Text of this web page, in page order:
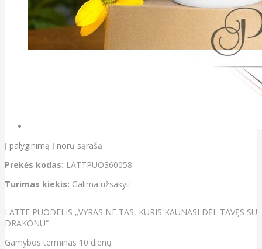
Į palyginimą Į norų sąrašą
Prekės kodas: LATTPUO360058
Turimas kiekis: Galima užsakyti
LATTE PUODELIS „VYRAS NE TAS, KURIS KAUNASI DĖL TAVĘS SU
DRAKONU“
Gamybos terminas 10 dienų